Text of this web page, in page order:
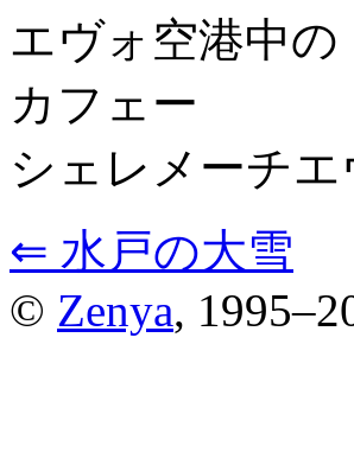
シェレメーチ
⇐ 水戸の大雪
© Zenya,